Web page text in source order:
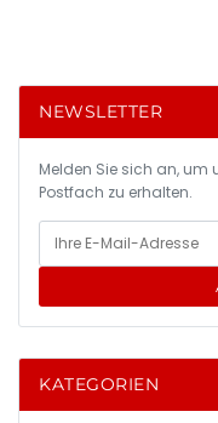
NEWSLETTER
Melden Sie sich an, um
Postfach zu erhalten.
KATEGORIEN